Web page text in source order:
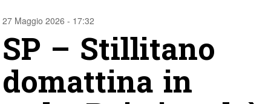
27 Maggio 2026 - 17:32
SP – Stillitano
domattina in